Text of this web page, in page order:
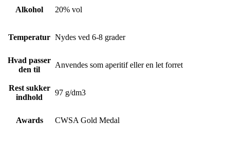
Alkohol 20% vol
Temperatur Nydes ved 6-8 grader
Hvad passer
den til
Anvendes som aperitif eller en let forret
Rest sukker
indhold
97 g/dm3
Awards CWSA Gold Medal